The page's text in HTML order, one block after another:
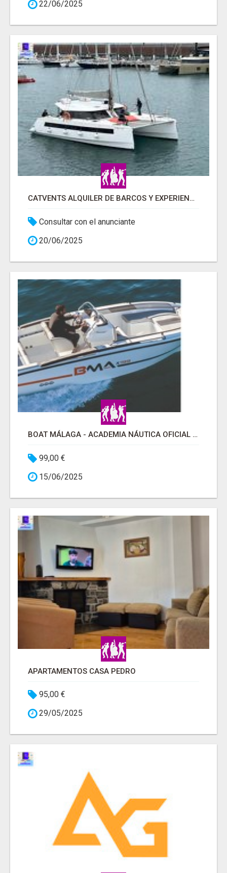
22/06/2025
CATVENTS ALQUILER DE BARCOS Y EXPERIENCIAS EN BARCELONA
Consultar con el anunciante
20/06/2025
BOAT MÁLAGA - ACADEMIA NÁUTICA OFICIAL MÁLAGA
99,00 €
15/06/2025
APARTAMENTOS CASA PEDRO
95,00 €
29/05/2025